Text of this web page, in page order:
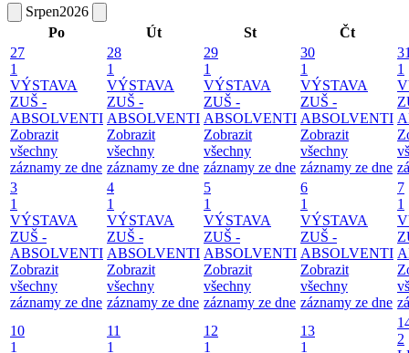
Srpen2026
Po
Út St
Čt
27
1
VÝSTAVA
ZUŠ -
ABSOLVENTI
Zobrazit
všechny
záznamy ze dne
28
1
VÝSTAVA
ZUŠ -
ABSOLVENTI
Zobrazit
všechny
záznamy ze dne
29
1
VÝSTAVA
ZUŠ -
ABSOLVENTI
Zobrazit
všechny
záznamy ze dne
30
1
VÝSTAVA
ZUŠ -
ABSOLVENTI
Zobrazit
všechny
záznamy ze dne
1
3
1
VÝSTAVA
ZUŠ -
ABSOLVENTI
Zobrazit
všechny
záznamy ze dne
4
1
VÝSTAVA
ZUŠ -
ABSOLVENTI
Zobrazit
všechny
záznamy ze dne
5
1
VÝSTAVA
ZUŠ -
ABSOLVENTI
Zobrazit
všechny
záznamy ze dne
6
1
VÝSTAVA
ZUŠ -
ABSOLVENTI
Zobrazit
všechny
záznamy ze dne
7
1
10
1
11
1
12
1
13
1
2